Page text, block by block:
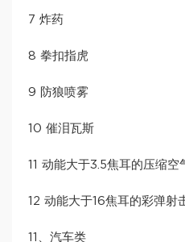
7 炸药
8 拳扣指虎
9 防狼喷雾
10 催泪瓦斯
11 动能大于3.5焦耳的压缩空
12 动能大于16焦耳的彩弹射
11、汽车类